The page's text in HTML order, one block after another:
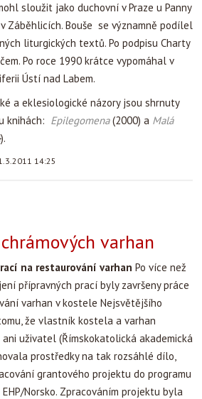
sloužit jako duchovní v Praze u Panny
Záběhlicích. Bouše se významně podílel
liturgických textů. Po podpisu Charty
Po roce 1990 krátce vypomáhal v
Ústí nad Labem.
a eklesiologické názory jsou shrnuty
knihách: Epilegomena(2000) a Malá
14:25
varhan
na restaurování varhan Po více než
přípravných prací byly završeny práce
varhan v kostele Nejsvětějšího
že vlastník kostela a varhan
uživatel (Římskokatolická akademická
prostředky na tak rozsáhlé dílo,
grantového projektu do programu
Norsko. Zpracováním projektu byla